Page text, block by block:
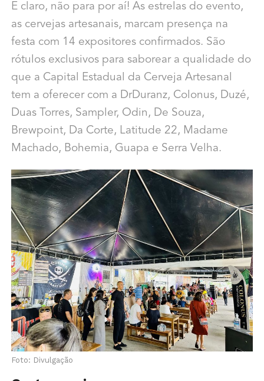
E claro, não para por aí! As estrelas do evento,
as cervejas artesanais, marcam presença na
festa com 14 expositores confirmados. São
rótulos exclusivos para saborear a qualidade do
que a Capital Estadual da Cerveja Artesanal
tem a oferecer com a DrDuranz, Colonus, Duzé,
Duas Torres, Sampler, Odin, De Souza,
Brewpoint, Da Corte, Latitude 22, Madame
Machado, Bohemia, Guapa e Serra Velha.
Foto: Divulgação